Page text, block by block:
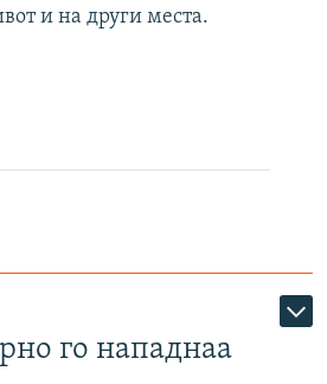
и на други места.
го нападнаа